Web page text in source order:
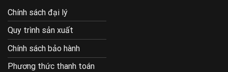
Chính sách đại lý
Quy trình sản xuất
Chính sách bảo hành
Phương thức thanh toán